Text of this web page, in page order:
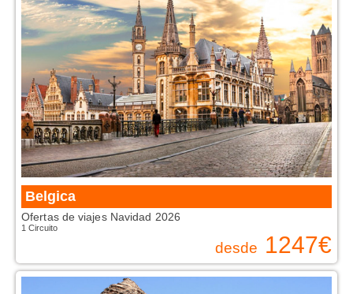
Belgica
Ofertas de viajes Navidad 2026
1 Circuito
desde 1247€